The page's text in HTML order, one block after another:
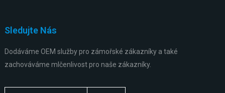
Sledujte Nás
Dodáváme OEM služby pro zámořské zákazníky a také
zachováváme mlčenlivost pro naše zákazníky.